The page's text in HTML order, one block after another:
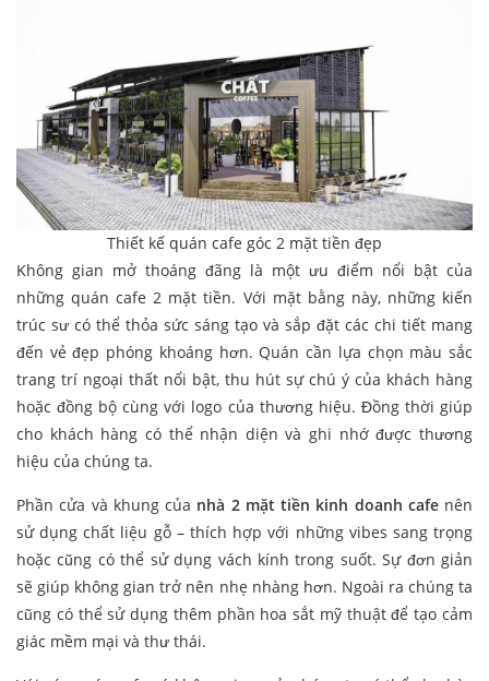
Thiết kế quán cafe góc 2 mặt tiền đẹp
Không gian mở thoáng đãng là một ưu điểm nổi bật của
những quán cafe 2 mặt tiền. Với mặt bằng này, những kiến
trúc sư có thể thỏa sức sáng tạo và sắp đặt các chi tiết mang
đến vẻ đẹp phóng khoáng hơn. Quán cần lựa chọn màu sắc
trang trí ngoại thất nổi bật, thu hút sự chú ý của khách hàng
hoặc đồng bộ cùng với logo của thương hiệu. Đồng thời giúp
cho khách hàng có thể nhận diện và ghi nhớ được thương
hiệu của chúng ta.
Phần cửa và khung của nhà 2 mặt tiền kinh doanh cafenên
sử dụng chất liệu gỗ – thích hợp với những vibes sang trọng
hoặc cũng có thể sử dụng vách kính trong suốt. Sự đơn giản
sẽ giúp không gian trở nên nhẹ nhàng hơn. Ngoài ra chúng ta
cũng có thể sử dụng thêm phần hoa sắt mỹ thuật để tạo cảm
giác mềm mại và thư thái.